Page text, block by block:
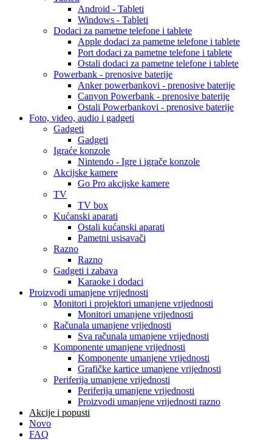
Android - Tableti
Windows - Tableti
Dodaci za pametne telefone i tablete
Apple dodaci za pametne telefone i tablete
Port dodaci za pametne telefone i tablete
Ostali dodaci za pametne telefone i tablete
Powerbank - prenosive baterije
Anker powerbankovi - prenosive baterije
Canyon Powerbank - prenosive baterije
Ostali Powerbankovi - prenosive baterije
Foto, video, audio i gadgeti
Gadgeti
Gadgeti
Igraće konzole
Nintendo - Igre i igrače konzole
Akcijske kamere
Go Pro akcijske kamere
TV
TV box
Kućanski aparati
Ostali kućanski aparati
Pametni usisavači
Razno
Razno
Gadgeti i zabava
Karaoke i dodaci
Proizvodi umanjene vrijednosti
Monitori i projektori umanjene vrijednosti
Monitori umanjene vrijednosti
Računala umanjene vrijednosti
Sva računala umanjene vrijednosti
Komponente umanjene vrijednosti
Komponente umanjene vrijednosti
Grafičke kartice umanjene vrijednosti
Periferija umanjene vrijednosti
Periferija umanjene vrijednosti
Proizvodi umanjene vrijednosti razno
Akcije i popusti
Novo
FAQ